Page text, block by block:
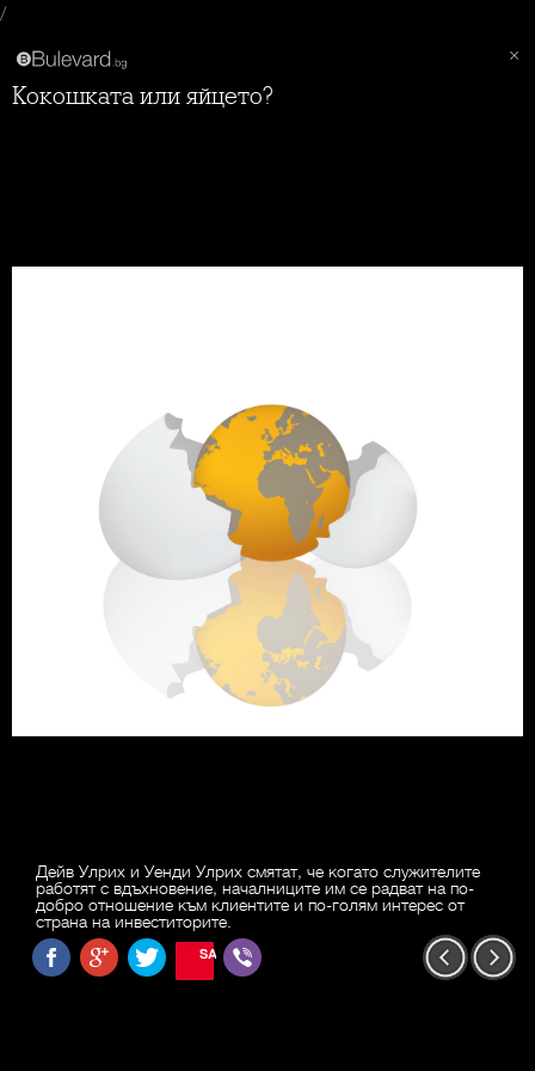
/
Кокошката или яйцето?
Дейв Улрих и Уенди Улрих смятат, че когато служителите
работят с вдъхновение, началниците им се радват на по-
добро отношение към клиентите и по-голям интерес от
страна на инвеститорите.
SAVE